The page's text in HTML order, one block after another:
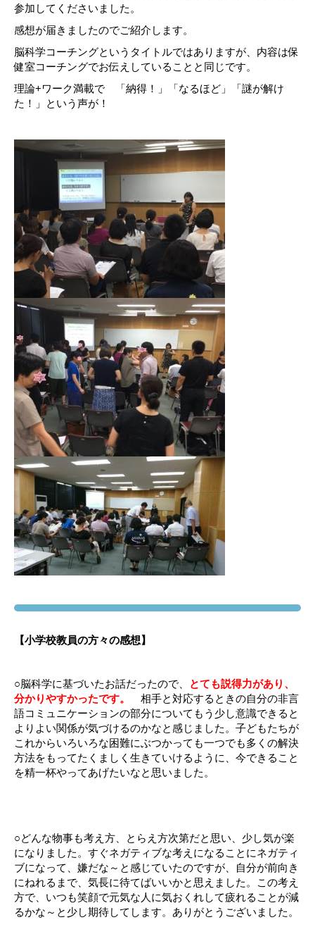
参加してくださいました。
感想が届きましたのでご紹介します。
脳科学コーチングというタイトルではありますが、内容は保
健室コーチングでお伝えしていることと同じです。
理論+ワーク満載で 「納得！」「なるほど」「謎が解け
た！」という声が！
【小学校教員の方々の感想】
○脳科学に基づいたお話だったので、
とても説得力があり、
分かりやすかったです。 相手と対応するときの自分の非言
語コミュニケーションの部分についてもう少し意識できると
よりよい関係が気づけるのかなと感じました。子どもたちが
これからいろいろな困難にぶつかっても一つでも多くの解決
方法をもってたくましく生きていけるように、今できること
を精一杯やってあげたいなと思いました。
○どんな物事も考え方、とらえ方次第だと思い、少し気が楽
になりました。すぐネガティブな考えになることにネガティ
ブになって、嫌だな～と感じていたのですが、自分が前向き
にねれるまで、気長に待てばいいかと思えました。この考え
方で、いつも笑顔で元気な人に気おくれして疲れることが減
るかな～と少し期待してします。ありがとうございました。